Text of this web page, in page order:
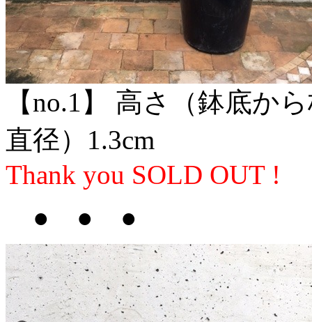
【no.1】 高さ（鉢底か
直径）1.3cm
Thank you SOLD OUT !
● ● ●